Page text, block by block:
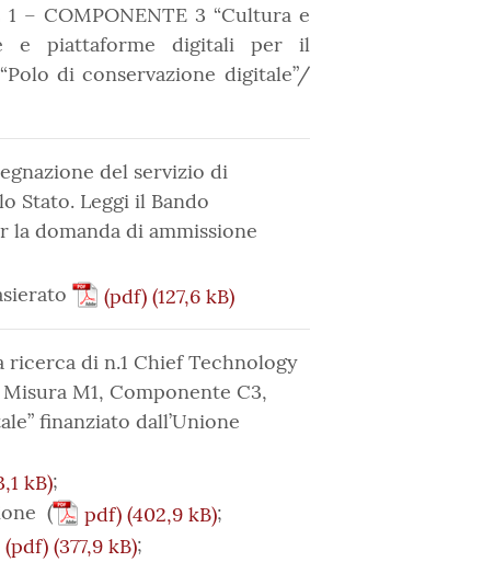
– COMPONENTE 3 “Cultura e
e piattaforme digitali per il
di conservazione digitale”/
del servizio di
Stato. Leggi il Bando
la domanda di ammissione
(pdf)
ricerca di n.1 Chief Technology
M1, Componente C3,
finanziato dall’Unione
;
(
pdf)
;
(pdf)
;